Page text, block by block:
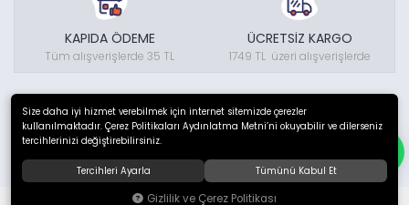
KAPIDA ÖDEME
Tüm alışverişlerde 35 TL
ÜCRETSİZ KARGO
1749 TL üzeri alışverişlerde
© 2026Temin Doğa Sporları Tekstil Elektronik Sanayi Ve Ticaret
Ltd.Şti. . Tüm hakları saklıdır.
Yeni Nesil E-Ticaret Sistemleri ile Hazırlanmıştır.
Size daha iyi hizmet verebilmek için internet sitemizde çerezler
kullanılmaktadır. Çerez Politikaları Aydınlatma Metni’ni okuyabilir ve dilerseniz
tercihlerinizi değiştirebilirsiniz.
Tercihleri Ayarla Tümünü Kabul Et
Gizlilik ve Çerez Politikası